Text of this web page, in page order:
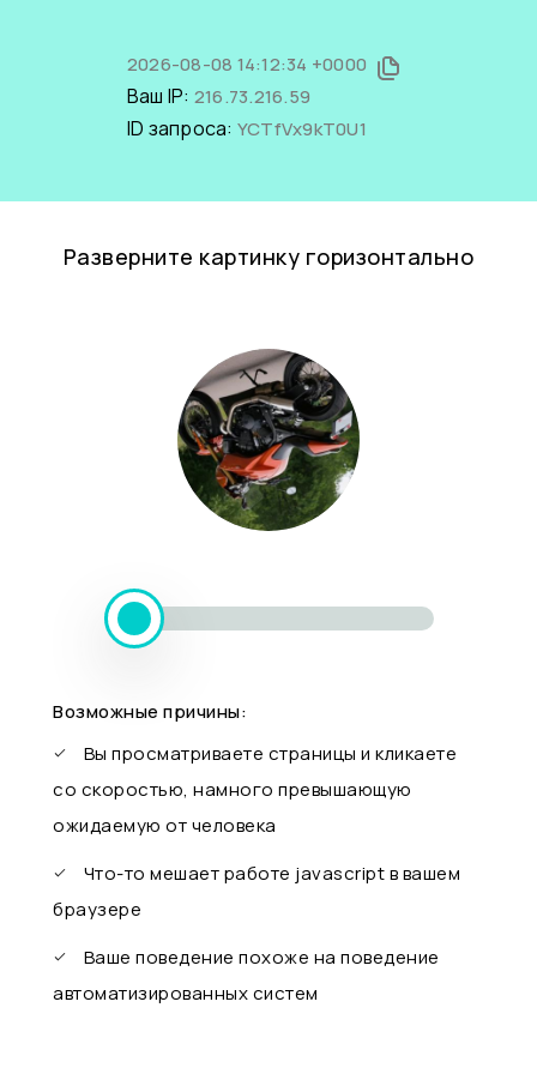
2026-08-08 14:12:34 +0000
Ваш IP: 216.73.216.59
ID запроса: YCTfVx9kT0U1
Разверните картинку горизонтально
Возможные причины:
Вы просматриваете страницы и кликаете
со скоростью, намного превышающую
ожидаемую от человека
Что-то мешает работе javascript в вашем
браузере
Ваше поведение похоже на поведение
автоматизированных систем